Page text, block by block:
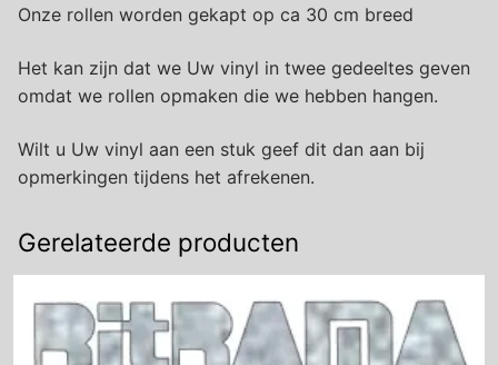
Onze rollen worden gekapt op ca 30 cm breed
Het kan zijn dat we Uw vinyl in twee gedeeltes geven
omdat we rollen opmaken die we hebben hangen.
Wilt u Uw vinyl aan een stuk geef dit dan aan bij
opmerkingen tijdens het afrekenen.
Gerelateerde producten